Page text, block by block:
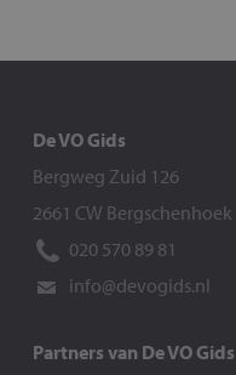
De VO Gids
Bergweg Zuid 126
2661 CW Bergschenhoek
020 570 89 81
info@devogids.nl
Partners van De VO Gids